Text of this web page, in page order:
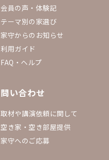
会員の声・体験記
テーマ別の家選び
家守からのお知らせ
利用ガイド
FAQ・ヘルプ
問い合わせ
取材や講演依頼に関して
空き家・空き部屋提供
家守へのご応募